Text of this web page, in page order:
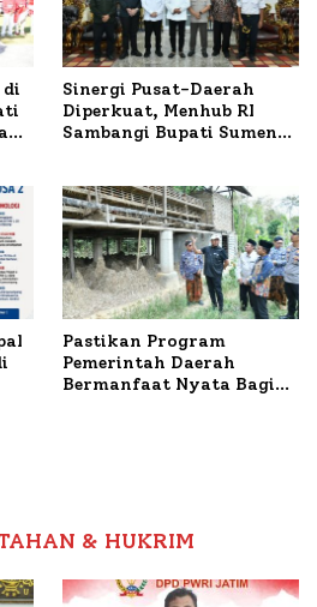
di
Sinergi Pusat-Daerah
Diperkuat, Menhub RI
Sambangi Bupati Sumenep
Pastikan Program
Pemerintah Daerah
Bermanfaat Nyata Bagi
& HUKRIM